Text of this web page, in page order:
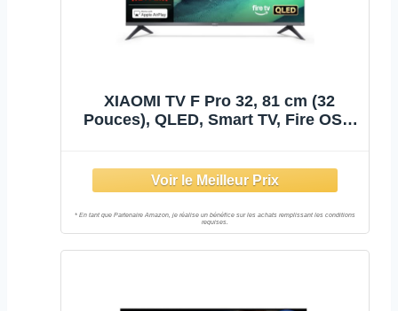
XIAOMI TV F Pro 32, 81 cm (32
Pouces), QLED, Smart TV, Fire OS7,
Compatible avec Apple AirPlay